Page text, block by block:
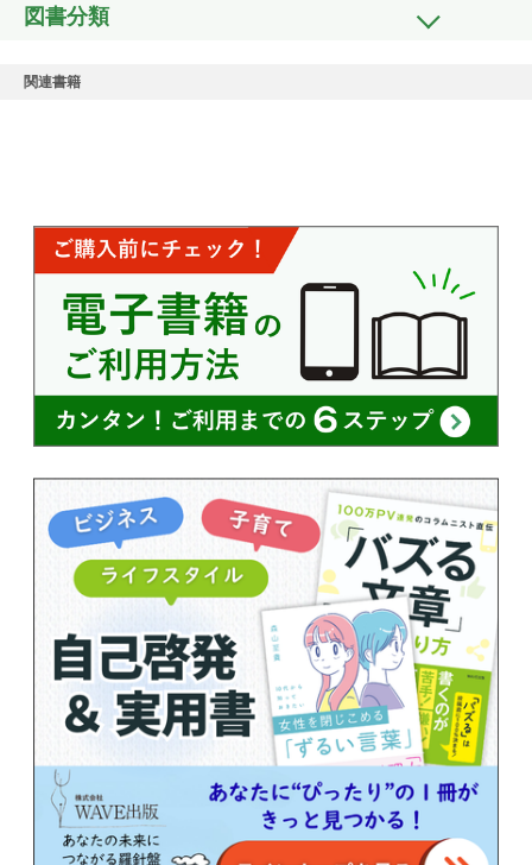
図書分類
関連書籍